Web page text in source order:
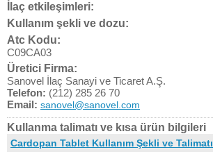
İlaç etkileşimleri:
Kullanım şekli ve dozu:
Atc Kodu:
C09CA03
Üretici Firma:
Sanovel İlaç Sanayi ve Ticaret A.Ş.
Telefon: (212) 285 26 70
Email: sanovel@sanovel.com
Kullanma talimatı ve kısa ürün bilgileri
Cardopan Tablet Kullanım Şekli ve Talimatı